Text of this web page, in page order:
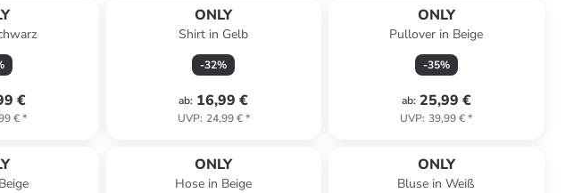
€
€*
ONLY
Shirt in Gelb
-32%
ab: 16,99 €
UVP: 24,99 €*
ONLY
Pullover in Beige
-35%
ab: 25,99 €
UVP: 39,99 €*
ONLY
Hose in Beige
ONLY
Bluse in Weiß